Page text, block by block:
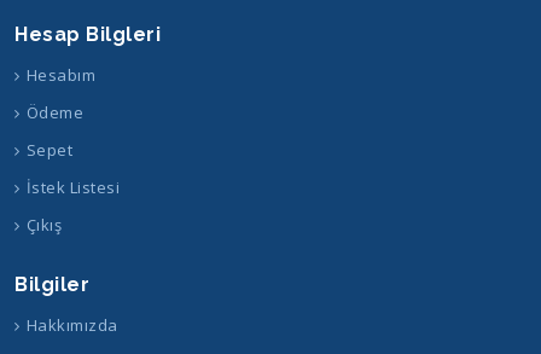
Hesap Bilgleri
Hesabım
Ödeme
Sepet
İstek Listesi
Çıkış
Bilgiler
Hakkımızda